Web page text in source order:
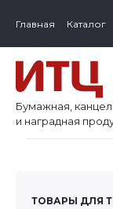
Главная Каталог
Бумажная,
и наградная
ТОВАРЫ ДЛЯ